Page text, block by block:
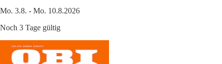
Mo. 3.8. - Mo. 10.8.2026
Noch 3 Tage gültig